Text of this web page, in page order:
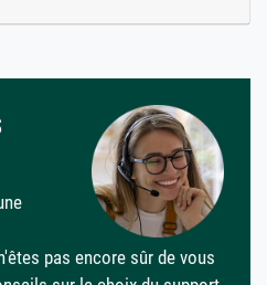
pas encore sûr de vous